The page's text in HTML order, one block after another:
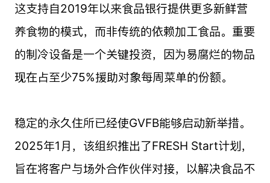
这支持自2019年以来食品银行提供更多新鲜营
养食物的模式，而非传统的依赖加工食品。重要
的制冷设备是一个关键投资，因为易腐烂的物品
现在占至少75%援助对象每周菜单的份额。
稳定的永久住所已经使GVFB能够启动新举措。
2025年1月，该组织推出了FRESH Start计划，
旨在将客户与场外合作伙伴对接，以解决食品不